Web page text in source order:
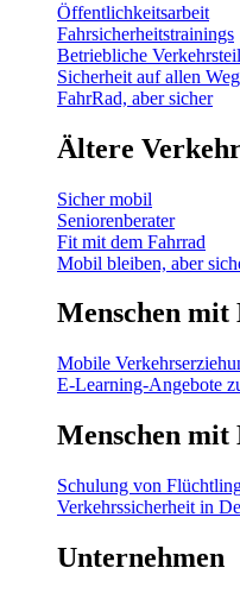
Öffentlichkeitsarbeit
Fahrsicherheitstrainings
Betriebliche
Sicherheit auf allen
FahrRad, aber sicher
Ältere
Sicher mobil
Seniorenberater
Fit mit dem Fahrrad
Mobil bleiben, aber
Menschen mit
Mobile
E-Learning-Angebote
Menschen
Schulung von
Verkehrssicherheit in
Unternehmen